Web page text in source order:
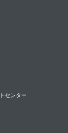
センター